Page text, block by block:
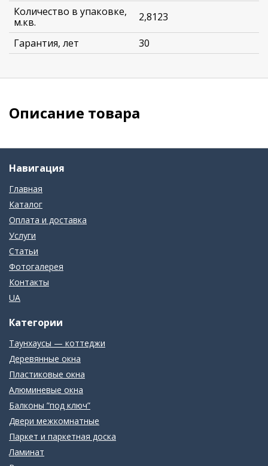
Количество в упаковке,
м.кв.
2,8123
Гарантия, лет
30
Описание товара
Навигация
Главная
Каталог
Оплата и доставка
Услуги
Статьи
Фотогалерея
Контакты
UA
Категории
Таунхаусы — коттеджи
Деревянные окна
Пластиковые окна
Алюминевые окна
Балконы ”под ключ”
Двери межкомнатные
Паркет и паркетная доска
Ламинат